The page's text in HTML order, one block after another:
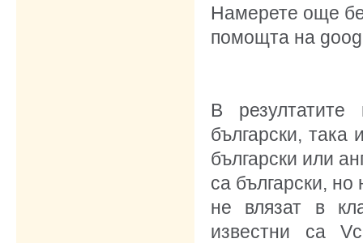
Намерете още
помощта на
В
български, така
български или
са български,
не влязат в
известни са